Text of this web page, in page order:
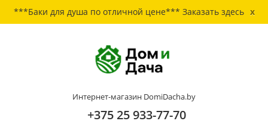
***Баки для душа по отличной цене*** Заказать здесь x
Интернет-магазин DomiDacha.by
+375 25 933-77-70